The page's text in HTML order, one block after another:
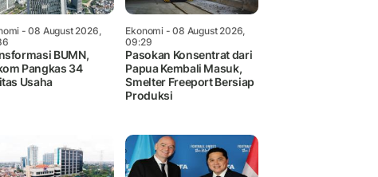
- 08 August 2026,
BUMN,
Pangkas 34
Usaha
Ekonomi- 08 August 2026,
09:29
Pasokan Konsentrat dari
Papua Kembali Masuk,
Smelter Freeport Bersiap
Produksi